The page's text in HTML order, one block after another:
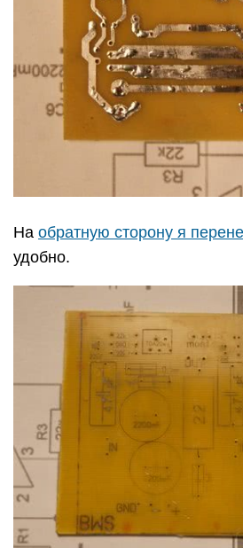
На обратную сторону я
удобно.